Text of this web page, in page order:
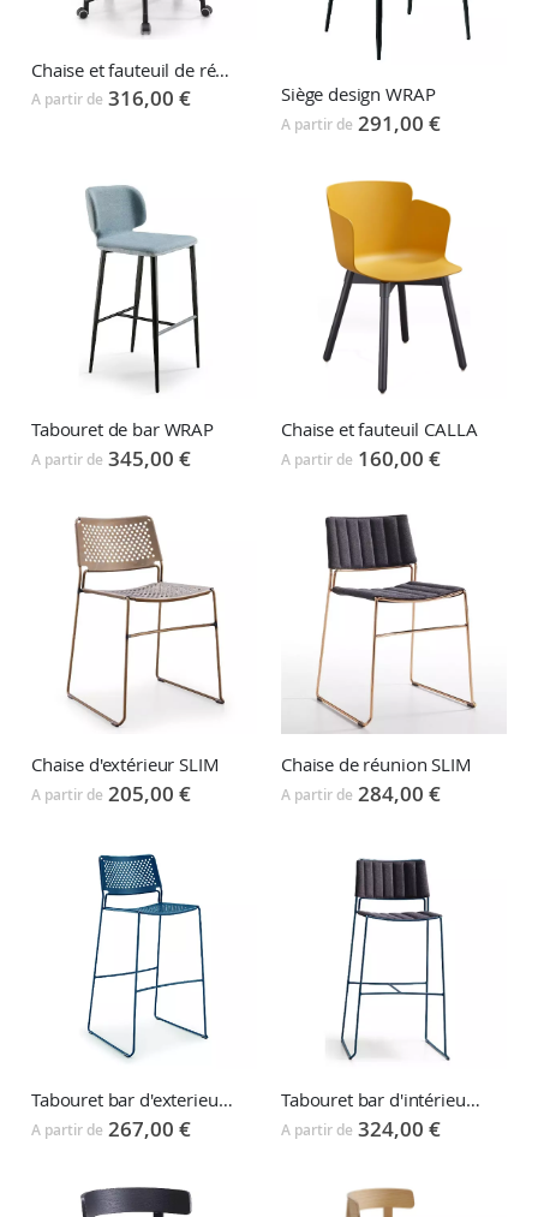
Chaise et fauteuil de réunion STAR
A partir de 316,00 € Siège design WRAP
A partir de 291,00 €
Tabouret de bar WRAP
A partir de 345,00 €
Chaise et fauteuil CALLA
A partir de 160,00 €
Chaise d'extérieur SLIM
A partir de 205,00 €
Chaise de réunion SLIM
A partir de 284,00 €
Tabouret bar d'exterieur SLIM
A partir de 267,00 €
Tabouret bar d'intérieur SLIM
A partir de 324,00 €